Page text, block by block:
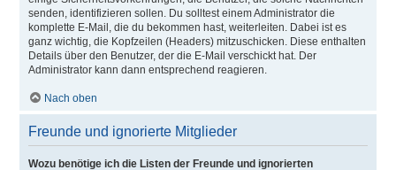
senden, identifizieren sollen. Du solltest einem Administrator die
komplette E-Mail, die du bekommen hast, weiterleiten. Dabei ist es
ganz wichtig, die Kopfzeilen (Headers) mitzuschicken. Diese enthalten
Details über den Benutzer, der die E-Mail verschickt hat. Der
Administrator kann dann entsprechend reagieren.
Nach oben
Freunde und ignorierte Mitglieder
Wozu benötige ich die Listen der Freunde und ignorierten